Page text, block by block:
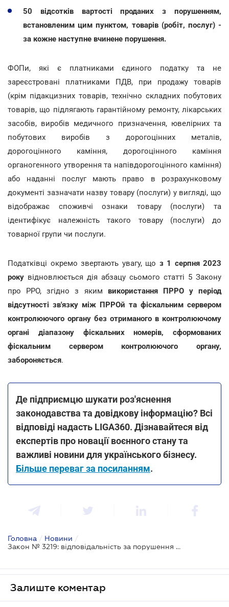
50 відсотків вартості проданих з порушенням,
встановленим цим пунктом, товарів (робіт, послуг) -
за кожне наступне вчинене порушення.
ФОПи, які є платниками єдиного податку та не
зареєстровані платниками ПДВ, при продажу товарів
(крім підакцизних товарів, технічно складних побутових
товарів, що підлягають гарантійному ремонту, лікарських
засобів, виробів медичного призначення, ювелірних та
побутових виробів з дорогоцінних металів,
дорогоцінного каміння, дорогоцінного каміння
органогенного утворення та напівдорогоцінного каміння)
або наданні послуг мають право в розрахунковому
документі зазначати назву товару (послуги) у вигляді, що
відображає споживчі ознаки товару (послуги) та
ідентифікує належність такого товару (послуги) до
товарної групи чи послуги.
Податківці окремо звертають увагу, що з 1 серпня 2023
року відновлюється дія абзацу сьомого статті 5 Закону
про РРО, згідно з яким використання ПРРО у період
відсутності зв'язку між ПРРОй та фіскальним сервером
контролюючого органу без отриманого в контролюючому
органі діапазону фіскальних номерів, сформованих
фіскальним сервером контролюючого органу,
забороняється.
Де підприємцю шукати роз'яснення
законодавства та довідкову інформацію? Всі
відповіді надасть LIGA360. Дізнавайтеся від
експертів про новації воєнного стану та
важливі новини для українського бізнесу.
Більше переваг за посиланням.
Головна / Новини /
Закон № 3219: відповідальність за порушення вимог Закону про РРО
Залиште коментар